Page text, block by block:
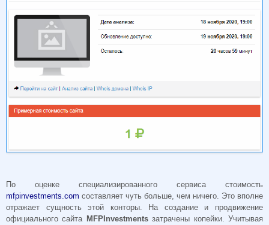
По оценке специализированного сервиса стоимость
mfpinvestments.com составляет чуть больше, чем ничего. Это вполне
отражает сущность этой конторы. На создание и продвижение
официального сайта MFPInvestmentsзатрачены копейки. Учитывая